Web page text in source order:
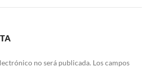
no será publicada. Los campos